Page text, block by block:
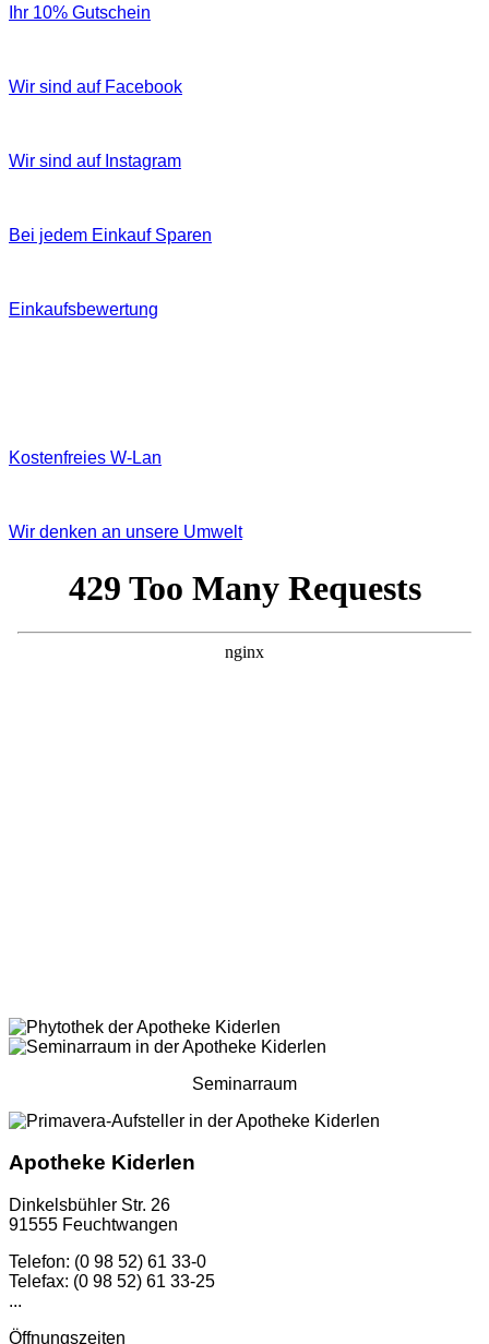
Ihr 10% Gutschein
Wir sind auf Facebook
Wir sind auf Instagram
Bei jedem Einkauf Sparen
Einkaufsbewertung
Kostenfreies W‐Lan
Wir denken an unsere Umwelt
Seminarraum
Apotheke Kiderlen
Dinkelsbühler Str. 26
91555 Feuchtwangen
Telefon: (0 98 52) 61 33-0
Telefax: (0 98 52) 61 33-25
...
Öffnungszeiten